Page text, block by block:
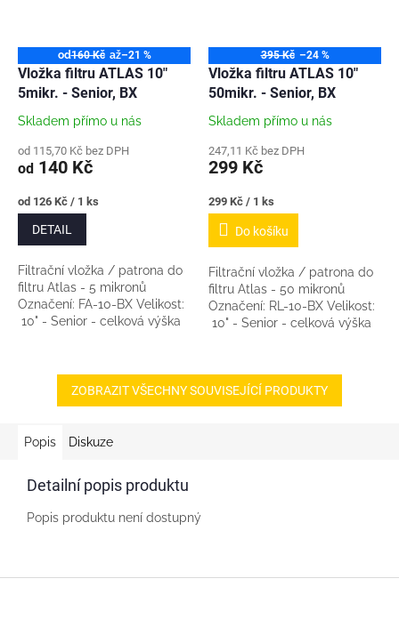
od160 Kč až–21 %
Vložka filtru ATLAS 10"
5mikr. - Senior, BX
Skladem přímo u nás
od 115,70 Kč bez DPH
od 140 Kč
Měrná
cena:
od 126 Kč / 1 ks
DETAIL
Filtrační vložka / patrona do
filtru Atlas - 5 mikronů
Označení: FA-10-BX Velikost:
10" - Senior - celková výška
395 Kč –24 %
Vložka filtru ATLAS 10"
50mikr. - Senior, BX
Skladem přímo u nás
247,11 Kč bez DPH
299 Kč
Měrná
cena:
299 Kč / 1 ks
Do košíku
Filtrační vložka / patrona do
filtru Atlas - 50 mikronů
Označení: RL-10-BX Velikost:
10" - Senior - celková výška
ZOBRAZIT VŠECHNY SOUVISEJÍCÍ PRODUKTY
Popis Diskuze
Detailní popis produktu
Popis produktu není dostupný